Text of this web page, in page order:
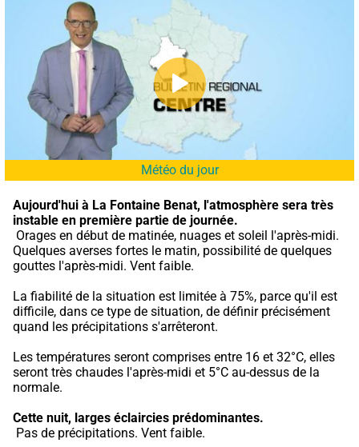
Météo du jour
Aujourd'hui à La Fontaine Benat, l'atmosphère sera très
instable en première partie de journée.
Quelques averses fortes le matin, possibilité de quelques
gouttes l'après-midi. Vent faible.
La fiabilité de la situation est limitée à 75%, parce qu'il est
difficile, dans ce type de situation, de définir précisément
quand les précipitations s'arrêteront.
Les températures seront comprises entre 16 et 32°C, elles
seront très chaudes l'après-midi et 5°C au-dessus de la
normale.
Cette nuit, larges éclaircies prédominantes.
Pas de précipitations. Vent faible.